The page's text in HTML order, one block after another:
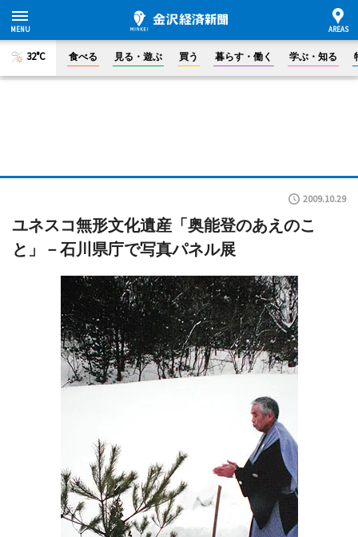
32°C 食べる 見る・遊ぶ 買う 暮らす・働く 学ぶ・知る
2009.10.29
ユネスコ無形文化遺産「奥能登のあえのこ
と」－石川県庁で写真パネル展